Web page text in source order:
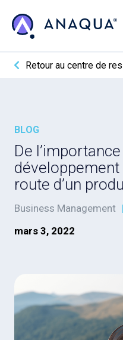
Retour au centre de
BLOG
De
route d’un
Business Management |
mars 3, 2022